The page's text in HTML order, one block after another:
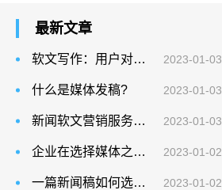
最新文章
软文写作：用户对什么样的内容最感兴趣? 2023-01-03
什么是媒体发稿? 2023-01-03
新闻软文营销服务软文发稿网：企业为什么选择软文营销推广？ 2023-01-03
企业在选择媒体之前要了解 2023-01-02
一篇新闻稿如何选择媒体 2023-01-02